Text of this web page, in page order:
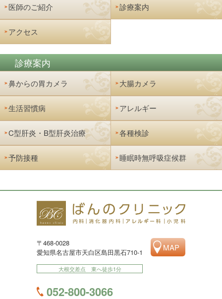
医師のご紹介 診療案内
アクセス
診療案内
鼻からの胃カメラ 大腸カメラ
生活習慣病 アレルギー
C型肝炎・B型肝炎治療 各種検診
予防接種 睡眠時無呼吸症候群
〒468-0028
愛知県名古屋市天白区島田黒石710-1
大根交差点 東へ徒歩1分
MAP
052-800-3066